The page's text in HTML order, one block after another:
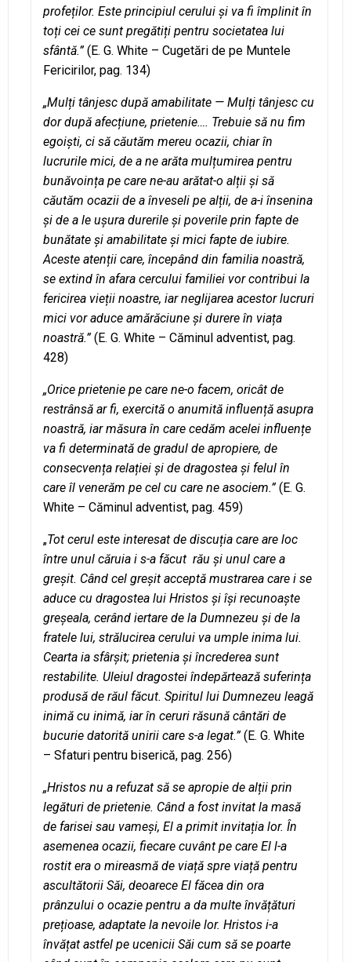
profeților. Este principiul cerului și va fi împlinit în
toți cei ce sunt pregătiți pentru societatea lui
sfântă.”(E. G. White – Cugetări de pe Muntele
Fericirilor, pag. 134)
„Mulți tânjesc după amabilitate — Mulți tânjesc cu
dor după afecțiune, prietenie…. Trebuie să nu fim
egoiști, ci să căutăm mereu ocazii, chiar în
lucrurile mici, de a ne arăta mulțumirea pentru
bunăvoința pe care ne-au arătat-o alții și să
căutăm ocazii de a înveseli pe alții, de a-i însenina
și de a le ușura durerile și poverile prin fapte de
bunătate și amabilitate și mici fapte de iubire.
Aceste atenții care, începând din familia noastră,
se extind în afara cercului familiei vor contribui la
fericirea vieții noastre, iar neglijarea acestor lucruri
mici vor aduce amărăciune și durere în viața
noastră.”(E. G. White – Căminul adventist, pag.
428)
„Orice prietenie pe care ne-o facem, oricât de
restrânsă ar fi, exercită o anumită influență asupra
noastră, iar măsura în care cedăm acelei influențe
va fi determinată de gradul de apropiere, de
consecvența relației și de dragostea și felul în
care îl venerăm pe cel cu care ne asociem.”(E. G.
White – Căminul adventist, pag. 459)
„Tot cerul este interesat de discuția care are loc
între unul căruia i s-a făcut rău și unul care a
greșit. Când cel greșit acceptă mustrarea care i se
aduce cu dragostea lui Hristos și își recunoaște
greșeala, cerând iertare de la Dumnezeu și de la
fratele lui, strălucirea cerului va umple inima lui.
Cearta ia sfârșit; prietenia și încrederea sunt
restabilite. Uleiul dragostei îndepărtează suferința
produsă de răul făcut. Spiritul lui Dumnezeu leagă
inimă cu inimă, iar în ceruri răsună cântări de
bucurie datorită unirii care s-a legat.”(E. G. White
– Sfaturi pentru biserică, pag. 256)
„Hristos nu a refuzat să se apropie de alții prin
legături de prietenie. Când a fost invitat la masă
de farisei sau vameși, El a primit invitația lor. În
asemenea ocazii, fiecare cuvânt pe care El l-a
rostit era o mireasmă de viață spre viață pentru
ascultătorii Săi, deoarece El făcea din ora
prânzului o ocazie pentru a da multe învățături
prețioase, adaptate la nevoile lor. Hristos i-a
învățat astfel pe ucenicii Săi cum să se poarte